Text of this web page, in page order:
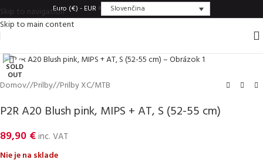
Skip to navigation
Skip to main content
Euro (€) - EUR Slovenčina
SOLD
OUT
Domov/ Prilby/ Prilby XC/MTB
P2R A20 Blush pink, MIPS + AT, S (52-55 cm)
89,90 €inc. VAT
Nie je na sklade